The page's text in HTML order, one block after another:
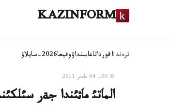
KAZINFORM
ترەند:اقورداتاعايىنداۋوقيعا2026-سايلاۋ
09:35, 04 مامىر 2011
الماتئ ماثئندا جةر